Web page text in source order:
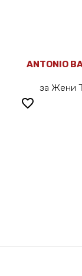
favorite_border
ANTONIO
за Жени